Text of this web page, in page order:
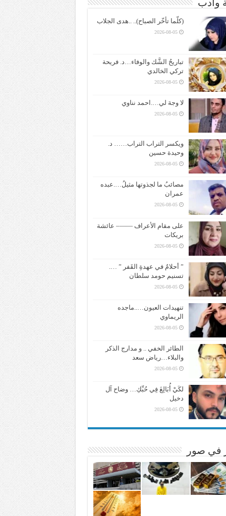
وادب
(كلّما تأخّر الصباح).. ..هدى الجلاب
2026-08-05
تباريحُ الشَّك والوفاء…د. فريحة
تركي الخالدي
2026-08-05
لا وجهَ لي….احمد نناوي
2026-08-05
ويكسر التراب التراب…… د.
وحيدة حسين
2026-08-05
مصائبُ ما لجذوتها مثيلُ….عبده
عمران
2026-08-05
على مقام الأعراف ——– عائشة
بريكات
2026-08-05
” أحلامٌ في عهدةِ القَفر ” ….
تسنيم حومد سلطان
2026-08-05
تنهيدات العيون…..ماجده
الريماوي
2026-08-05
الطائر الخفي .. و مدارج الذكر
والبلاء…رياض سعد
2026-08-05
لكَيْ أُبَالِغَ فِي حُبِّكِ… وضاح آل
دخيل
2026-08-05
في صور